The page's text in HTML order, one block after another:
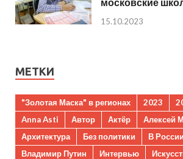
15.10.2023
МЕТКИ
"Золотая Маска" в регионах 2023
Anna Asti
Автор Актёр Алексей
Архитектура
Без политики
В России
Владимир Путин
Интервью